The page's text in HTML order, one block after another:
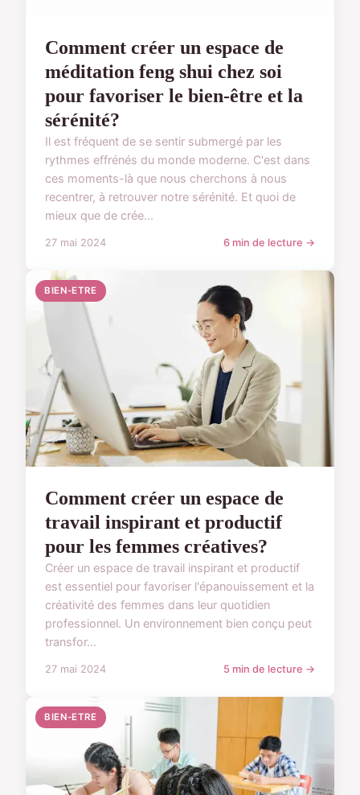
Comment créer un espace de
méditation feng shui chez soi
pour favoriser le bien-être et la
sérénité?
Il est fréquent de se sentir submergé par les
rythmes effrénés du monde moderne. C'est dans
ces moments-là que nous cherchons à nous
recentrer, à retrouver notre sérénité. Et quoi de
mieux que de crée...
27 mai 2024 6 min de lecture →
BIEN-ETRE
Comment créer un espace de
travail inspirant et productif
pour les femmes créatives?
Créer un espace de travail inspirant et productif
est essentiel pour favoriser l'épanouissement et la
créativité des femmes dans leur quotidien
professionnel. Un environnement bien conçu peut
transfor...
27 mai 2024 5 min de lecture →
BIEN-ETRE